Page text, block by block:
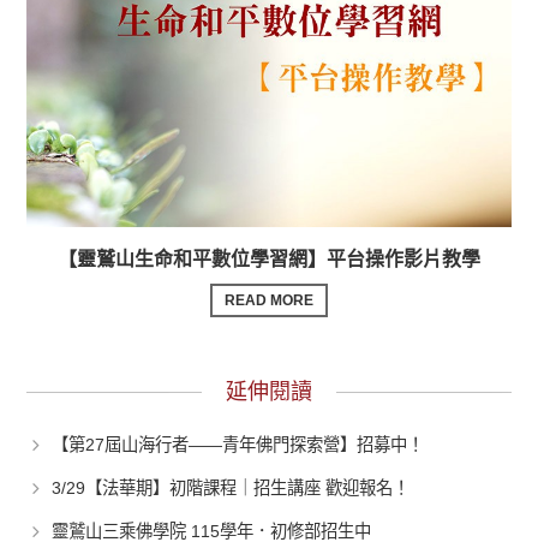
【靈鷲山生命和平數位學習網】平台操作影片教學
READ MORE
延伸閱讀
【第27屆山海行者——青年佛門探索營】招募中！
3/29【法華期】初階課程｜招生講座 歡迎報名！
靈鷲山三乘佛學院 115學年．初修部招生中